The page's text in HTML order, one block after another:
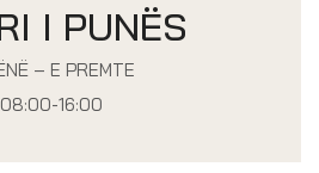
I PUNËS
– E PREMTE
08:00-16:00